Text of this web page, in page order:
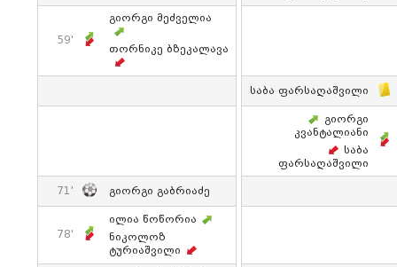
59'
Გიორგი Მეძველია
Თორნიკე Ბზეკალავა
Საბა Ფარსაღაშვილი
Გიორგი
Კვანტალიანი
Საბა
Ფარსაღაშვილი
71' Გიორგი Გაბრიაძე
78'
Ილია Წოწორია
Ნიკოლოზ
Ტურიაშვილი